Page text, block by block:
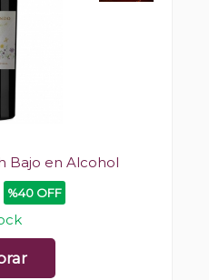
Bajo en Alcohol
%40 OFF